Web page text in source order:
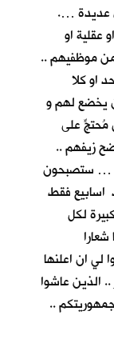
عديدة ….
او
موظفيهم ..
او كلا
يخضع لهم و
مُحتجٍّ على
زيفهم ..
… ستصبحون
اسابيع فقط
لكل
لي ان اعلنها
الذين عاشوا
..